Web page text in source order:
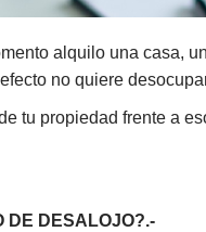
alquilo una casa,
no quiere
tu propiedad frente a
DE DESALOJO?.-